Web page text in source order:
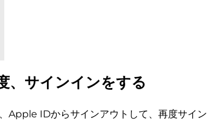
サインインをする
Apple IDからサインアウトして、再度サイン